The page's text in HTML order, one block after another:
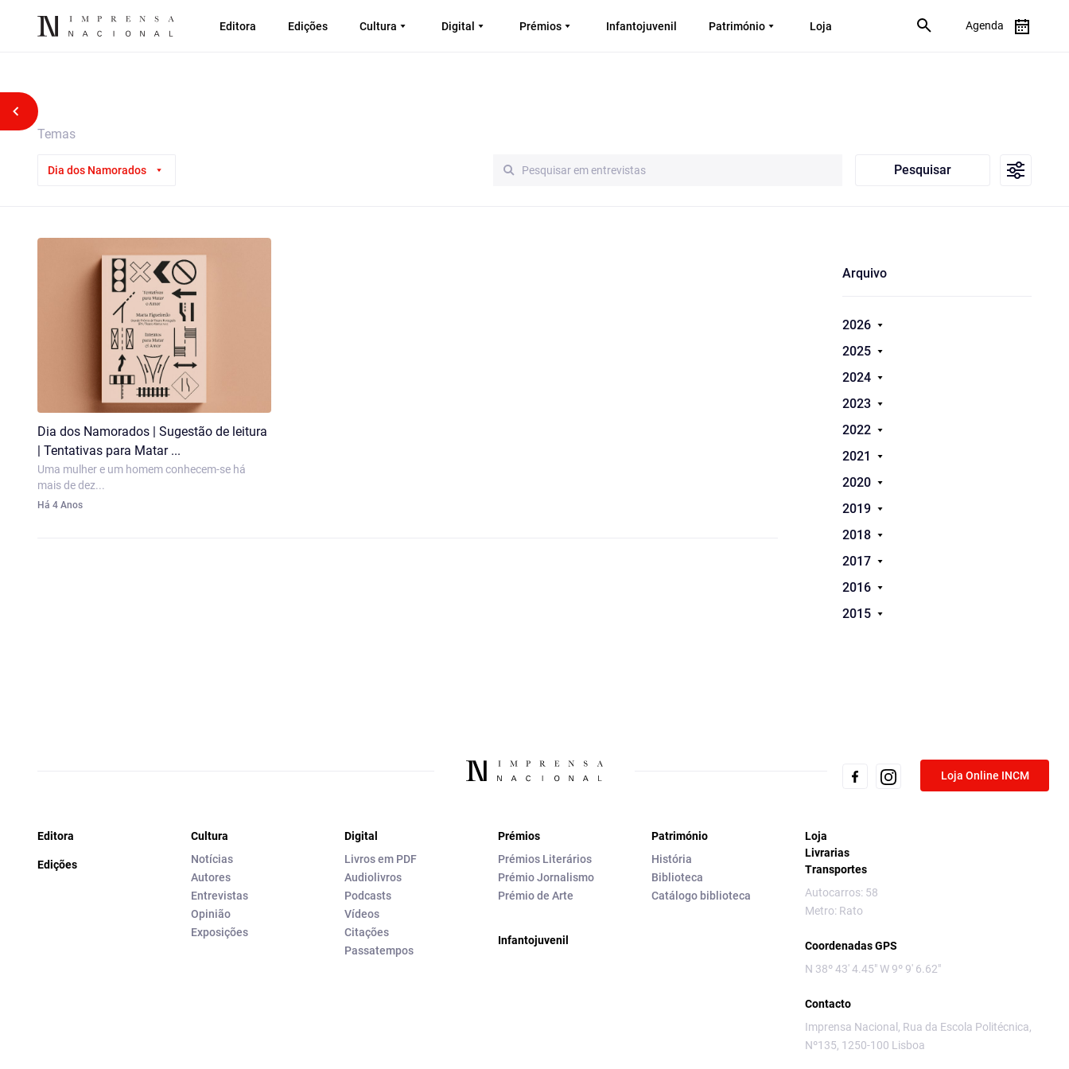
Editora Edições Cultura Digital Prémios Infantojuvenil Património Loja Agenda
Voltar atrás
Temas
Dia dos Namorados Pesquisar
Dia dos Namorados | Sugestão de leitura
| Tentativas para Matar ...
Uma mulher e um homem conhecem-se há
mais de dez...
Há 4 Anos
Arquivo
2026
2025
2024
2023
2022
2021
2020
2019
2018
2017
2016
2015
Loja Online INCM
Editora
Edições
Cultura
Notícias
Autores
Entrevistas
Opinião
Exposições
Digital
Livros em PDF
Audiolivros
Podcasts
Vídeos
Citações
Passatempos
Prémios
Prémios Literários
Prémio Jornalismo
Prémio de Arte
Infantojuvenil
Património
História
Biblioteca
Catálogo biblioteca
Loja
Livrarias
Transportes
Autocarros: 58
Metro: Rato
Coordenadas GPS
N 38º 43' 4.45" W 9º 9' 6.62"
Contacto
Imprensa Nacional, Rua da Escola Politécnica,
Nº135, 1250-100 Lisboa